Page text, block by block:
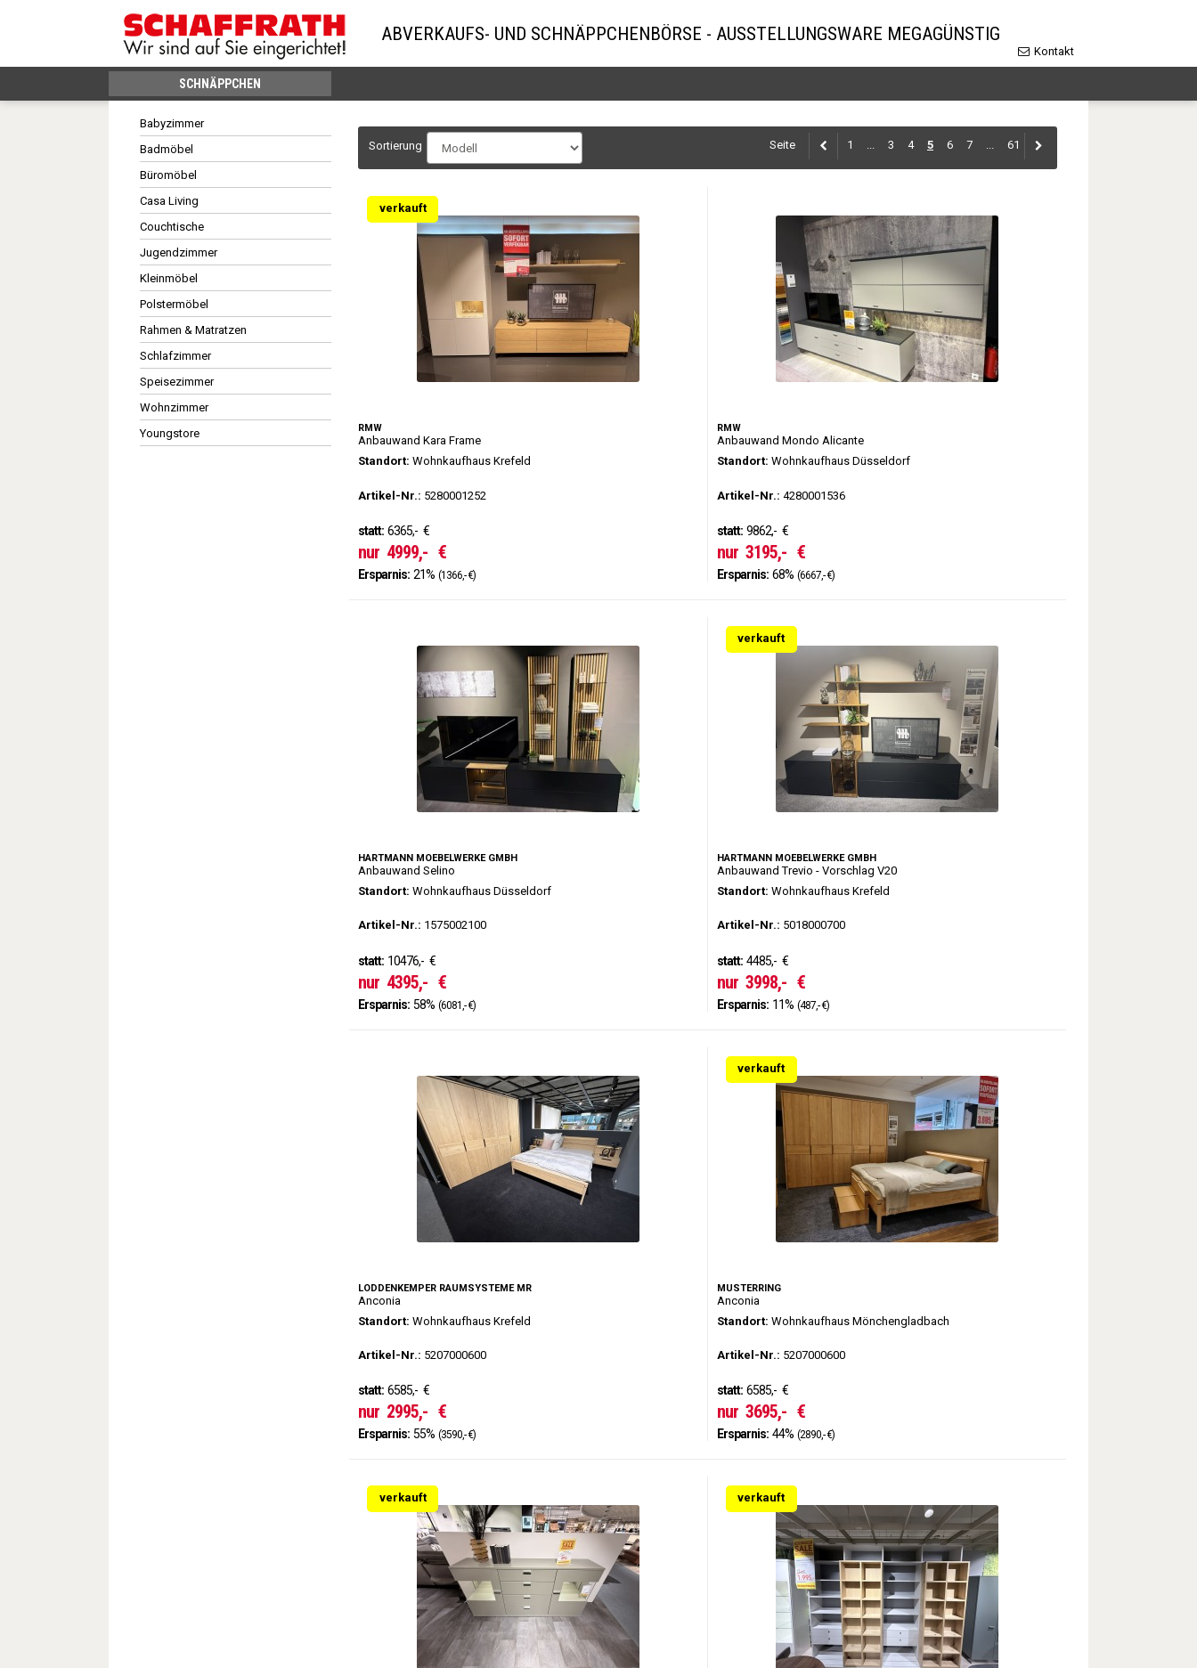
ABVERKAUFS- UND SCHNÄPPCHENBÖRSE - AUSSTELLUNGSWARE MEGAGÜNSTIG
Kontakt
SCHNÄPPCHEN
Babyzimmer
Badmöbel
Büromöbel
Casa Living
Couchtische
Jugendzimmer
Kleinmöbel
Polstermöbel
Rahmen & Matratzen
Schlafzimmer
Speisezimmer
Wohnzimmer
Youngstore
Sortierung Seite 1 ... 3 4 5 6 7 ... 61
verkauft
RMW
Anbauwand Kara Frame
Standort: Wohnkaufhaus Krefeld
Artikel-Nr.: 5280001252
statt: 6365,- €
nur 4999,- €
Ersparnis: 21% (1366,- €)
RMW
Anbauwand Mondo Alicante
Standort: Wohnkaufhaus Düsseldorf
Artikel-Nr.: 4280001536
statt: 9862,- €
nur 3195,- €
Ersparnis: 68% (6667,- €)
HARTMANN MOEBELWERKE GMBH
Anbauwand Selino
Standort: Wohnkaufhaus Düsseldorf
Artikel-Nr.: 1575002100
statt: 10476,- €
nur 4395,- €
Ersparnis: 58% (6081,- €)
verkauft
HARTMANN MOEBELWERKE GMBH
Anbauwand Trevio - Vorschlag V20
Standort: Wohnkaufhaus Krefeld
Artikel-Nr.: 5018000700
statt: 4485,- €
nur 3998,- €
Ersparnis: 11% (487,- €)
LODDENKEMPER RAUMSYSTEME MR
Anconia
Standort: Wohnkaufhaus Krefeld
Artikel-Nr.: 5207000600
statt: 6585,- €
nur 2995,- €
Ersparnis: 55% (3590,- €)
verkauft
MUSTERRING
Anconia
Standort: Wohnkaufhaus Mönchengladbach
Artikel-Nr.: 5207000600
statt: 6585,- €
nur 3695,- €
Ersparnis: 44% (2890,- €)
verkauft verkauft